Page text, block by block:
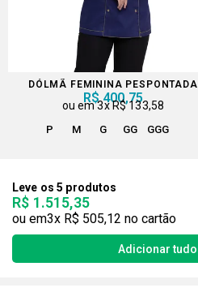
DÓLMÃ FEMININA PESPONTADA
R$ 400,75
3xR$ 133,58
P M G GG GGG
Leve os 5 produtos
R$ 1.515,35
3x R$ 505,12